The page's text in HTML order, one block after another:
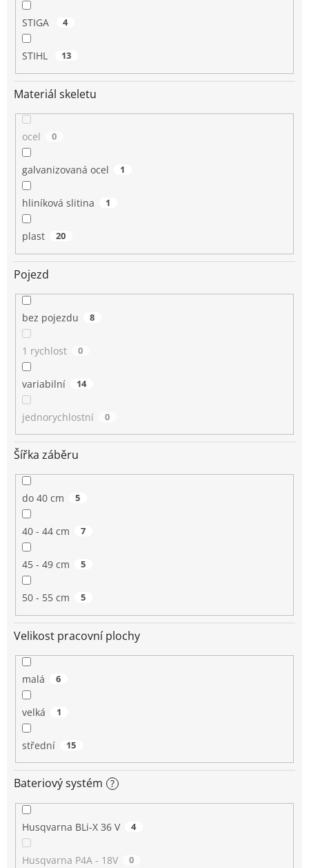
STIGA 4
STIHL 13
Materiál skeletu
ocel 0
galvanizovaná ocel 1
hliníková slitina 1
plast 20
Pojezd
bez pojezdu 8
1 rychlost 0
variabilní 14
jednorychlostní 0
Šířka záběru
do 40 cm 5
40 - 44 cm 7
45 - 49 cm 5
50 - 55 cm 5
Velikost pracovní plochy
malá 6
velká 1
střední 15
Bateriový systém ?
Husqvarna BLi-X 36 V 4
Husqvarna P4A - 18V 0